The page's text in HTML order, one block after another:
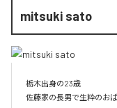
mitsuki sato
栃木出身の23歳
佐藤家の長男で生粋のお